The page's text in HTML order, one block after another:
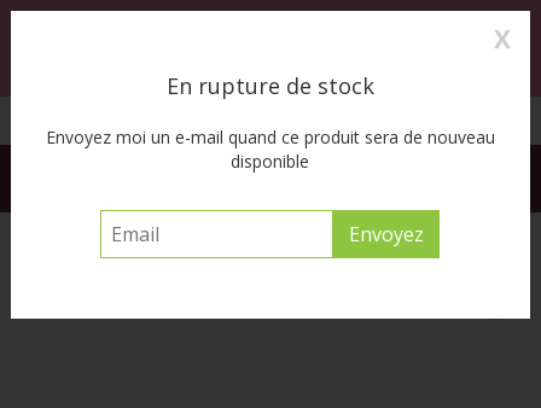
0
FREE SHIPPING ACROSS CANADA on orders of $55 or more
Accueil Fusions Tress Boost 8oz
En rupture de stock
Envoyez moi un e-mail quand ce produit sera de nouveau
disponible
X